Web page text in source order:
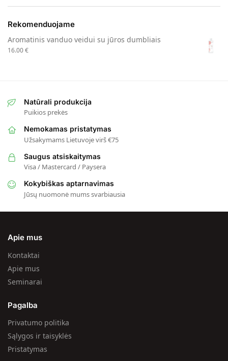
Rekomenduojame
Aromatinis vanduo veidui su jūros dumbliais
16.00€
Natūrali produkcija
Puikios prekės
Nemokamas pristatymas
Užsakymams Lietuvoje virš €75
Saugus atsiskaitymas
Visa / Mastercard / Paysera
Kokybiškas aptarnavimas
Jūsų nuomonė mums svarbiausia
Apie mus
Kontaktai
Apie mus
Seminarai
Pagalba
Privatumo politika
Sąlygos ir taisyklės
Pristatymas